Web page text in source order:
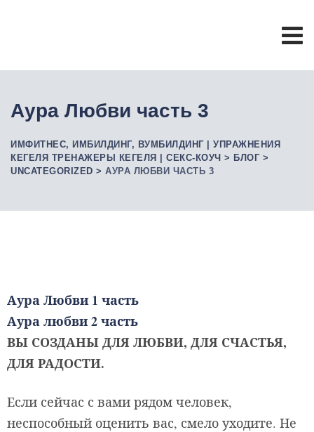
Аура Любви часть 3
ИМФИТНЕС, ИМБИЛДИНГ, ВУМБИЛДИНГ | УПРАЖНЕНИЯ
КЕГЕЛЯ ТРЕНАЖЕРЫ КЕГЕЛЯ | СЕКС-КОУЧ > БЛОГ >
UNCATEGORIZED > АУРА ЛЮБВИ ЧАСТЬ 3
Аура Любви 1 часть
Аура любви 2 часть
ВЫ СОЗДАНЫ ДЛЯ ЛЮБВИ, ДЛЯ СЧАСТЬЯ,
ДЛЯ РАДОСТИ.
Если сейчас с вами рядом человек,
неспособный оценить вас, смело уходите. Не